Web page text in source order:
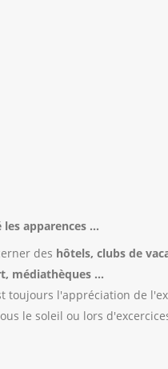
apparences ...
des hôtels, clubs de
médiathèques ...
toujours l'appréciation de
le soleil ou lors